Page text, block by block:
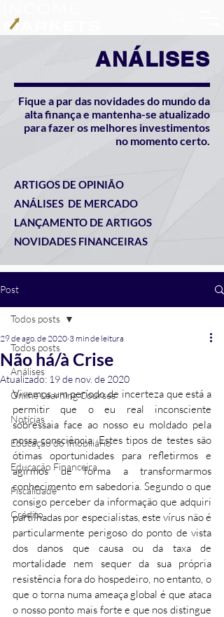
ANÁLISES
Fique a par das novidades do mundo da
alta finança e mantenha-se atualizado
para fazer os melhores investimentos
no momento certo.
ARTIGOS DE OPINIÃO
ANÁLISES DE MERCADO
LANÇAMENTO DE ARTIGOS
NOVIDADES FINANCEIRAS
Post
Todos posts
Análises
Online Learning Courses
Notícias
Educação do Imobiliário
Educação Financeira
Fiscalidade
Crédito
Todos posts
Não há/à Crise
29 de ago. de 2020 3 min de leitura
Atualizado: 19 de nov. de 2020
Vivemos um período de incerteza que está a
permitir que o eu real inconsciente
sobressaia face ao nosso eu moldado pela
nossa consciência. Estes tipos de testes são
ótimas oportunidades para refletirmos e
agirmos de forma a transformarmos
conhecimento em sabedoria. Segundo o que
consigo perceber da informação que adquiri
partilhadas por especialistas, este vírus não é
particularmente perigoso do ponto de vista
dos danos que causa ou da taxa de
mortalidade nem sequer da sua própria
resistência fora do hospedeiro, no entanto, o
que o torna numa ameaça global é que ataca
o nosso ponto mais forte e que nos distingue